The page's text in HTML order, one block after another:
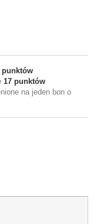
punktów
17 punktów
na jeden bon o